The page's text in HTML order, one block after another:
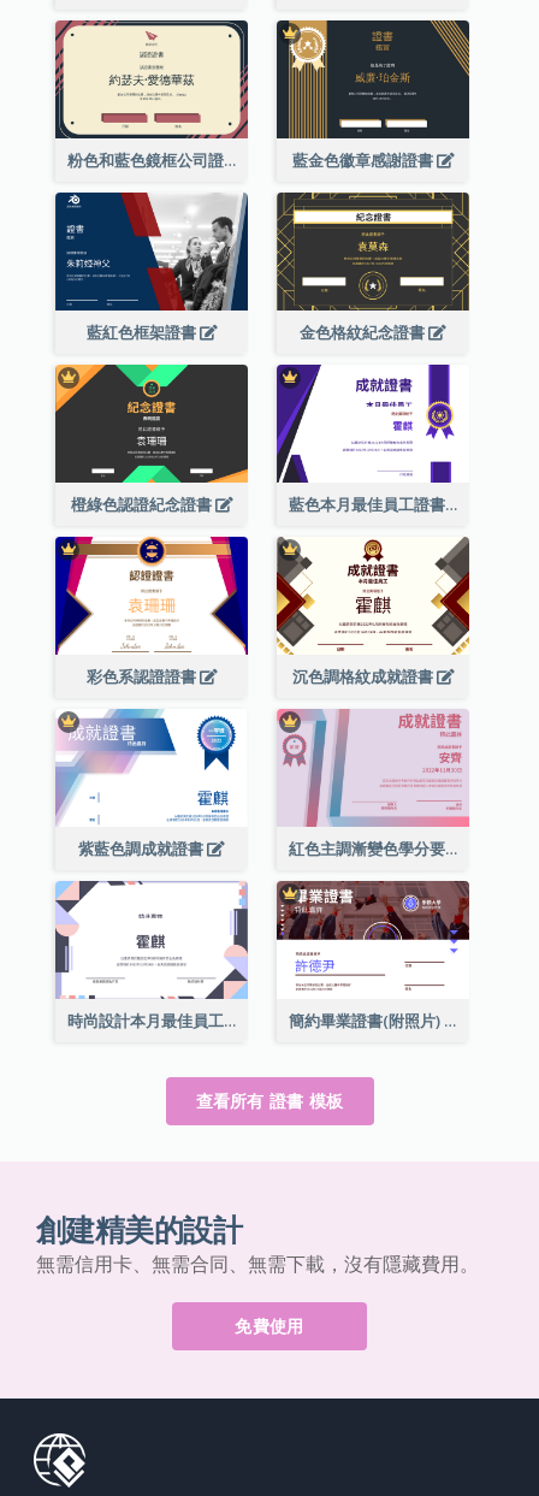
粉色和藍色鏡框公司證書 藍金色徽章感謝證書
藍紅色框架證書 金色格紋紀念證書
橙綠色認證紀念證書 藍色本月最佳員工證書(附標誌)
彩色系認證證書 沉色調格紋成就證書
紫藍色調成就證書 紅色主調漸變色學分要求成就證書
時尚設計本月最佳員工證書 簡約畢業證書(附照片)
查看所有 證書 模板
創建精美的設計
無需信用卡、無需合同、無需下載，沒有隱藏費用。
免費使用